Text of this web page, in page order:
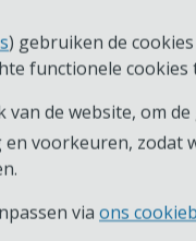
) gebruiken de
functionele
van de website, om
voorkeuren, zodat
via ons